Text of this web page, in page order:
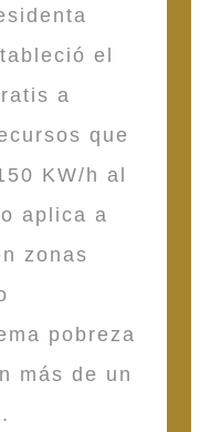
el
a
que
KW/h al
aplica a
zonas
pobreza
más de un